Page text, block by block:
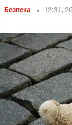
Безпека 12:31,